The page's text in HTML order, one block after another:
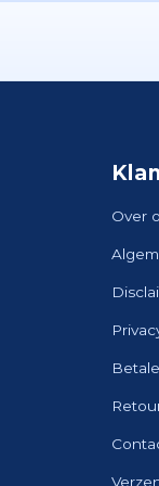
Over